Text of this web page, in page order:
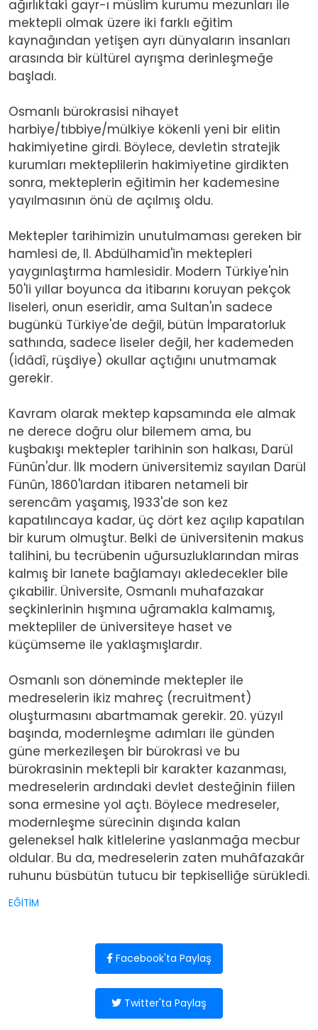
ağırlıktaki gayr-ı müslim kurumu mezunları ile
mektepli olmak üzere iki farklı eğitim
kaynağından yetişen ayrı dünyaların insanları
arasında bir kültürel ayrışma derinleşmeğe
başladı.
Osmanlı bürokrasisi nihayet
harbiye/tıbbiye/mülkiye kökenli yeni bir elitin
hakimiyetine girdi. Böylece, devletin stratejik
kurumları mekteplilerin hakimiyetine girdikten
sonra, mekteplerin eğitimin her kademesine
yayılmasının önü de açılmış oldu.
Mektepler tarihimizin unutulmaması gereken bir
hamlesi de, II. Abdülhamid'in mektepleri
yaygınlaştırma hamlesidir. Modern Türkiye'nin
50'li yıllar boyunca da itibarını koruyan pekçok
liseleri, onun eseridir, ama Sultan'ın sadece
bugünkü Türkiye'de değil, bütün İmparatorluk
sathında, sadece liseler değil, her kademeden
(idâdî, rüşdiye) okullar açtığını unutmamak
gerekir.
Kavram olarak mektep kapsamında ele almak
ne derece doğru olur bilemem ama, bu
kuşbakışı mektepler tarihinin son halkası, Darül
Fünûn'dur. İlk modern üniversitemiz sayılan Darül
Fünûn, 1860'lardan itibaren netameli bir
serencâm yaşamış, 1933'de son kez
kapatılıncaya kadar, üç dört kez açılıp kapatılan
bir kurum olmuştur. Belki de üniversitenin makus
talihini, bu tecrübenin uğursuzluklarından miras
kalmış bir lanete bağlamayı akledecekler bile
çıkabilir. Üniversite, Osmanlı muhafazakar
seçkinlerinin hışmına uğramakla kalmamış,
mektepliler de üniversiteye haset ve
küçümseme ile yaklaşmışlardır.
Osmanlı son döneminde mektepler ile
medreselerin ikiz mahreç (recruitment)
oluşturmasını abartmamak gerekir. 20. yüzyıl
başında, modernleşme adımları ile günden
güne merkezileşen bir bürokrasi ve bu
bürokrasinin mektepli bir karakter kazanması,
medreselerin ardındaki devlet desteğinin fiilen
sona ermesine yol açtı. Böylece medreseler,
modernleşme sürecinin dışında kalan
geleneksel halk kitlelerine yaslanmağa mecbur
oldular. Bu da, medreselerin zaten muhâfazakâr
ruhunu büsbütün tutucu bir tepkiselliğe sürükledi.
EĞİTİM
Facebook'ta Paylaş
Twitter'ta Paylaş